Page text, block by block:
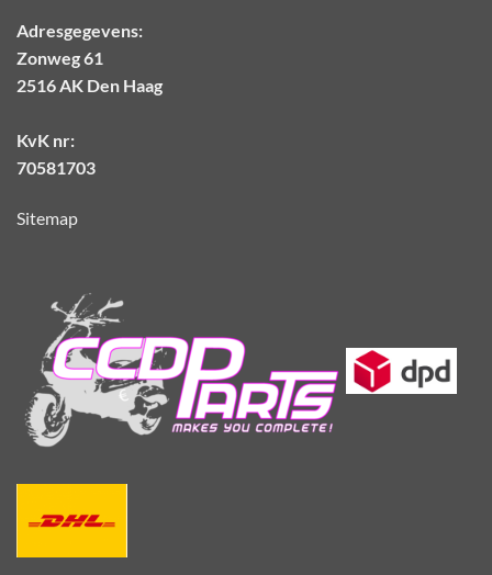
Adresgegevens:
Zonweg 61
2516 AK Den Haag
KvK nr:
70581703
Sitemap